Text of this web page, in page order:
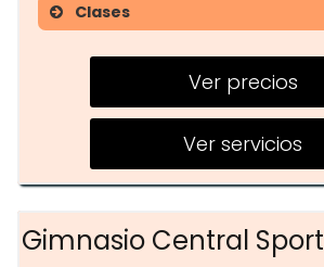
Clases
Zumba
Entrenamiento funcional
Circuito de fuerza
Ver precios
Ver servicios
Gimnasio Central Sport